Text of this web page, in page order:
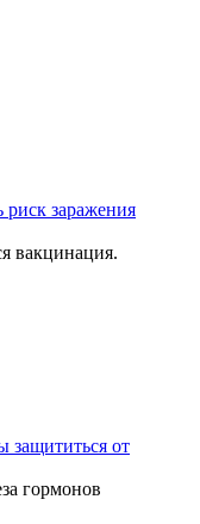
риск заражения
вакцинация.
защититься от
гормонов